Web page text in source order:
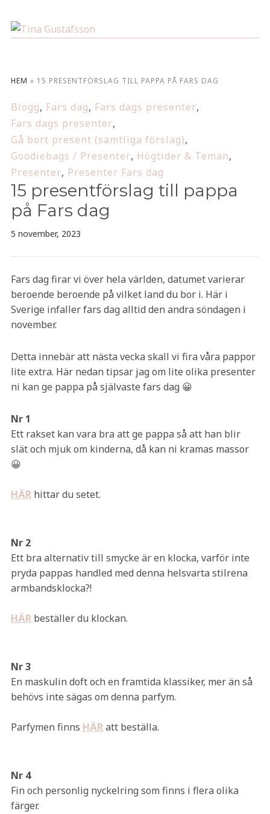
HEM » 15 PRESENTFÖRSLAG TILL PAPPA PÅ FARS DAG
Blogg, Fars dag, Fars dags presenter,
Fars dags presenter,
Gå bort present (samtliga förslag),
Goodiebags / Presenter, Högtider & Teman,
Presenter, Presenter Fars dag
15 presentförslag till pappa
på Fars dag
5 november, 2023
Fars dag firar vi över hela världen, datumet varierar
beroende beroende på vilket land du bor i. Här i
Sverige infaller fars dag alltid den andra söndagen i
november.
Detta innebär att nästa vecka skall vi fira våra pappor
lite extra. Här nedan tipsar jag om lite olika presenter
ni kan ge pappa på självaste fars dag 😀
Nr 1
Ett rakset kan vara bra att ge pappa så att han blir
slät och mjuk om kinderna, då kan ni kramas massor
😀
HÄRhittar du setet.
Nr 2
Ett bra alternativ till smycke är en klocka, varför inte
pryda pappas handled med denna helsvarta stilrena
armbandsklocka?!
HÄRbeställer du klockan.
Nr 3
En maskulin doft och en framtida klassiker, mer än så
behövs inte sägas om denna parfym.
Parfymen finns HÄRatt beställa.
Nr 4
Fin och personlig nyckelring som finns i flera olika
färger.